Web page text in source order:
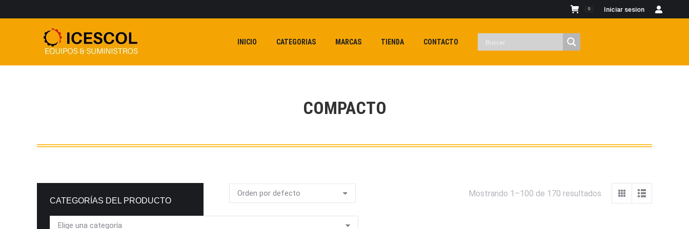
0 Iniciar sesion
INICIO CATEGORIAS MARCAS TIENDA CONTACTO
COMPACTO
Mostrando 1–100 de 170 resultados
CATEGORÍAS DEL PRODUCTO